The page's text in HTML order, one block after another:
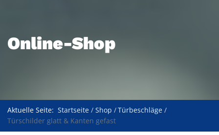
Online-Shop
Aktuelle Seite: Startseite Shop
Türbeschläge
Türschilder glatt & Kanten gefast